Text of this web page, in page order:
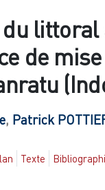
littoral
de
, Patrick
Texte